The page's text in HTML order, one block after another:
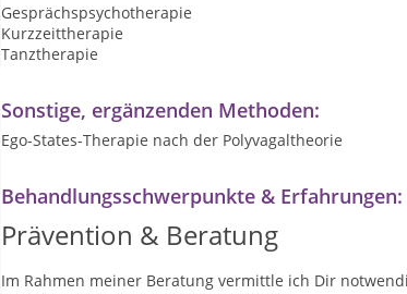
Gesprächspsychotherapie
Kurzzeittherapie
Tanztherapie
Sonstige, ergänzenden Methoden:
Ego-States-Therapie nach der Polyvagaltheorie
Behandlungsschwerpunkte & Erfahrungen:
Prävention & Beratung
Im Rahmen meiner Beratung vermittle ich Dir